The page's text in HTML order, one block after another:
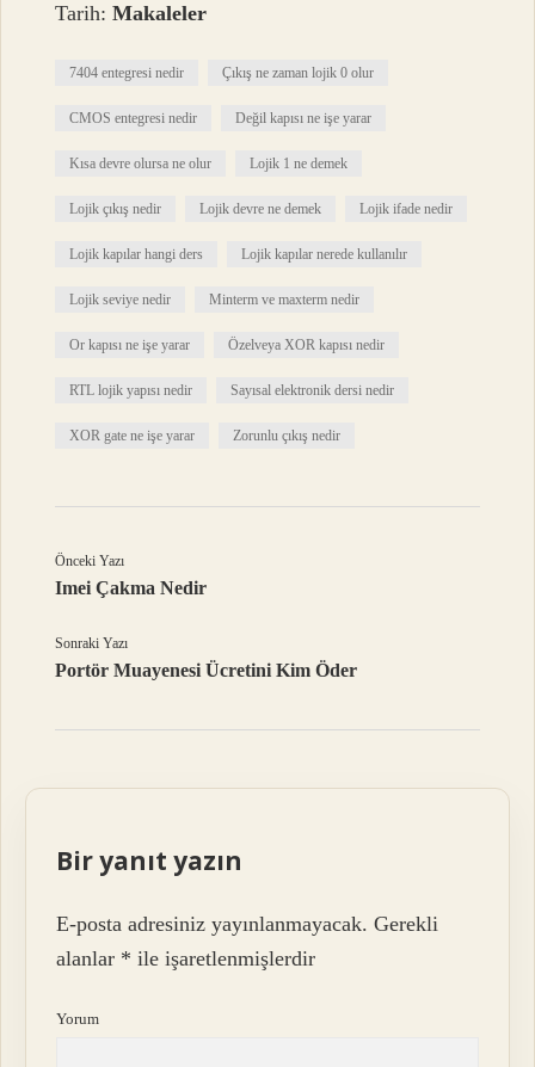
Tarih:Makaleler
7404 entegresi nedir Çıkış ne zaman lojik 0 olur
CMOS entegresi nedir Değil kapısı ne işe yarar
Kısa devre olursa ne olur Lojik 1 ne demek
Lojik çıkış nedir Lojik devre ne demek Lojik ifade nedir
Lojik kapılar hangi ders Lojik kapılar nerede kullanılır
Lojik seviye nedir Minterm ve maxterm nedir
Or kapısı ne işe yarar Özelveya XOR kapısı nedir
RTL lojik yapısı nedir Sayısal elektronik dersi nedir
XOR gate ne işe yarar Zorunlu çıkış nedir
Önceki Yazı
Imei Çakma Nedir
Sonraki Yazı
Portör Muayenesi Ücretini Kim Öder
Bir yanıt yazın
E-posta adresiniz yayınlanmayacak. Gerekli
alanlar * ile işaretlenmişlerdir
Yorum